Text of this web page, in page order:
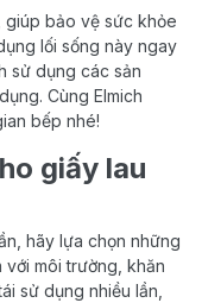
giúp bảo vệ sức khỏe
lối sống này ngay
sử dụng các sản
Cùng Elmich
bếp nhé!
giấy lau
hãy lựa chọn những
với môi trường, khăn
sử dụng nhiều lần,